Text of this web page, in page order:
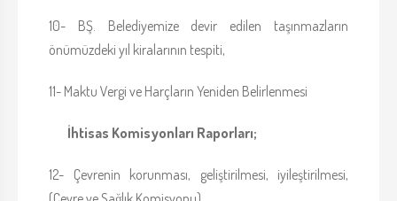
10- BŞ. Belediyemize devir edilen taşınmazların
önümüzdeki yıl kiralarının tespiti,
11- Maktu Vergi ve Harçların Yeniden Belirlenmesi
İhtisas Komisyonları Raporları;
12- Çevrenin korunması, geliştirilmesi, iyileştirilmesi,